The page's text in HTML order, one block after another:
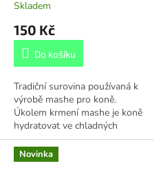
Skladem
150 Kč
Do košíku
Tradiční surovina používaná k
výrobě mashe pro koně.
Úkolem krmení mashe je koně
hydratovat ve chladných
dnech, dopřát mu dodatečnou
energii plnou vlákniny na
udržování tělesné...
Novinka